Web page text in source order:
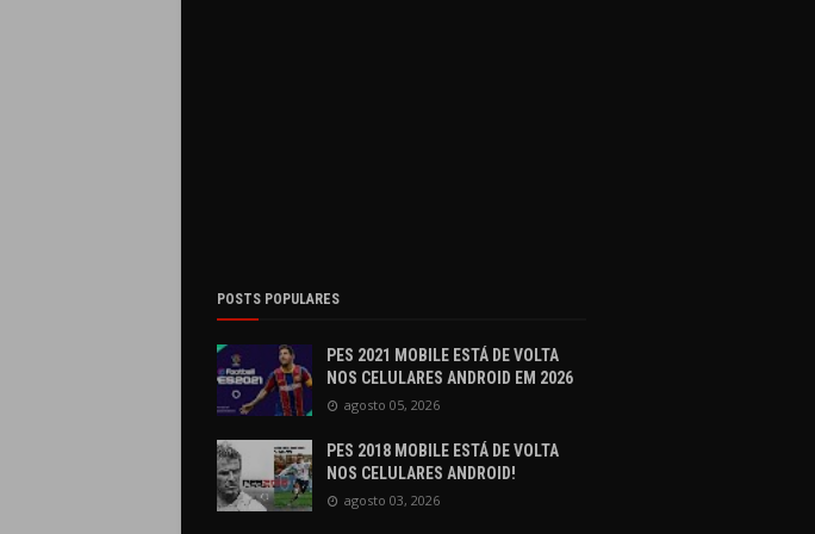
POSTS POPULARES
PES 2021 MOBILE ESTÁ DE VOLTA
NOS CELULARES ANDROID EM 2026
agosto 05, 2026
PES 2018 MOBILE ESTÁ DE VOLTA
NOS CELULARES ANDROID!
agosto 03, 2026